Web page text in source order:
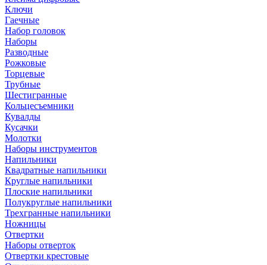
Ключи
Гаечные
Набор головок
Наборы
Разводные
Рожковые
Торцевые
Трубные
Шестигранные
Кольцесъемники
Кувалды
Кусачки
Молотки
Наборы инструментов
Напильники
Квадратные напильники
Круглые напильники
Плоские напильники
Полукруглые напильники
Трехгранные напильники
Ножницы
Отвертки
Наборы отверток
Отвертки крестовые